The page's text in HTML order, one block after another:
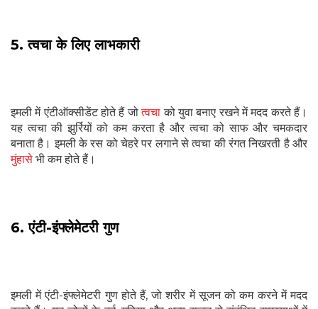
5. त्वचा के लिए लाभकारी
इमली में एंटीऑक्सीडेंट होते हैं जोत्वचा को युवा बनाए रखने में मदद करते हैं।
यह त्वचा की झुर्रियों को कम करता है और त्वचा को साफ और चमकदार
बनाता है। इमली के रस को चेहरे पर लगाने से त्वचा की रंगत निखरती है और
मुंहासे भी कम होते हैं।
6. एंटी-इंफ्लेमेटरी गुण
इमली में एंटी-इंफ्लेमेटरी गुण होते हैं, जो शरीर में सूजन को कम करने में मदद